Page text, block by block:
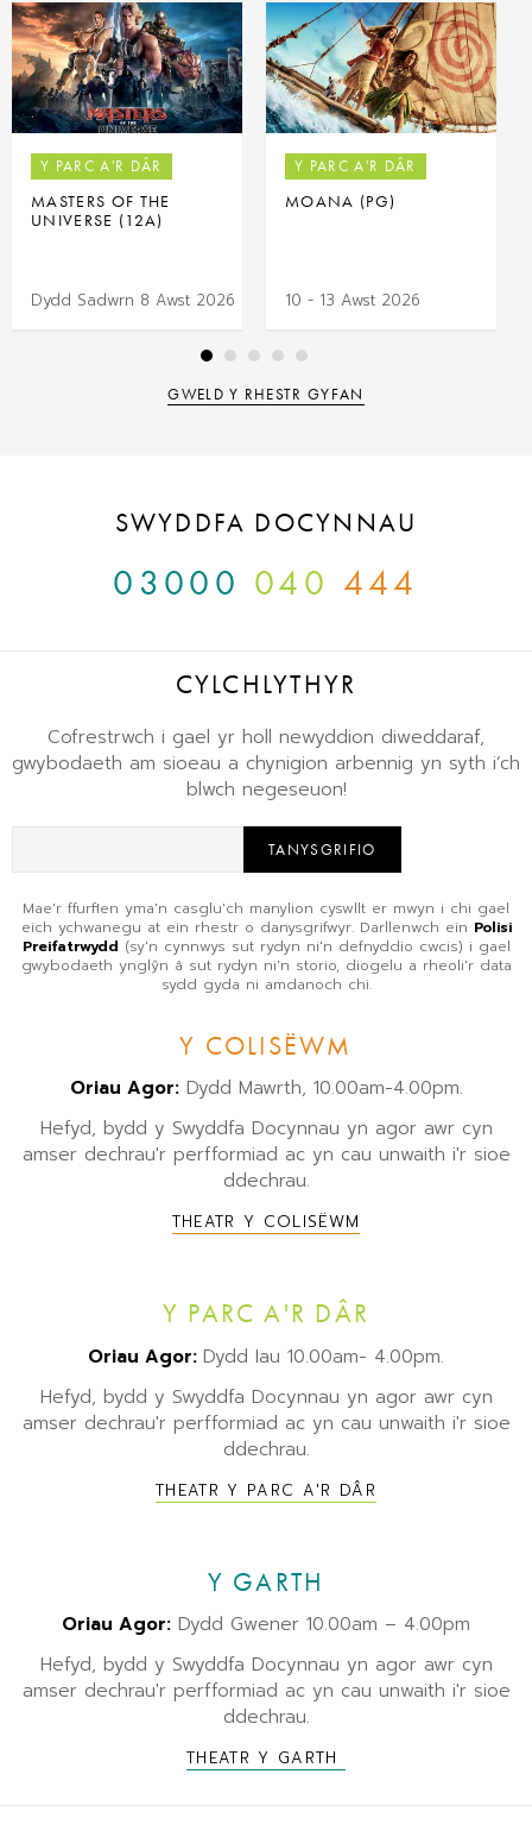
Y PARC A'R DÂR
MASTERS OF THE
UNIVERSE (12A)
Dydd Sadwrn 8 Awst 2026
Y PARC A'R DÂR
MOANA (PG)
10 - 13 Awst 2026
GWELD Y RHESTR GYFAN
SWYDDFA DOCYNNAU
03000 040 444
CYLCHLYTHYR
Cofrestrwch i gael yr holl newyddion diweddaraf,
gwybodaeth am sioeau a chynigion arbennig yn syth i’ch
blwch negeseuon!
TANYSGRIFIO
Mae'r ffurflen yma'n casglu'ch manylion cyswllt er mwyn i chi gael
eich ychwanegu at ein rhestr o danysgrifwyr. Darllenwch ein Polisi
Preifatrwydd (sy'n cynnwys sut rydyn ni'n defnyddio cwcis) i gael
gwybodaeth ynglŷn â sut rydyn ni'n storio, diogelu a rheoli'r data
sydd gyda ni amdanoch chi.
Y COLISËWM
Oriau Agor:Dydd Mawrth, 10.00am-4.00pm.
Hefyd, bydd y Swyddfa Docynnau yn agor awr cyn
amser dechrau'r perfformiad ac yn cau unwaith i'r sioe
ddechrau.
THEATR Y COLISËWM
Y PARC A'R DÂR
Oriau Agor: Dydd Iau 10.00am- 4.00pm.
Hefyd, bydd y Swyddfa Docynnau yn agor awr cyn
amser dechrau'r perfformiad ac yn cau unwaith i'r sioe
ddechrau.
THEATR Y PARC A'R DÂR
Y GARTH
Oriau Agor: Dydd Gwener 10.00am – 4.00pm
Hefyd, bydd y Swyddfa Docynnau yn agor awr cyn
amser dechrau'r perfformiad ac yn cau unwaith i'r sioe
ddechrau.
THEATR Y GARTH